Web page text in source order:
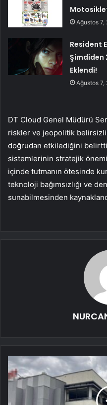
Ağustos 7,
Resident
Şimdiden
Eklendi!
Ağustos 7,
DT Cloud Genel Müdürü
riskler ve jeopolitik
doğrudan etkilediğini
sistemlerinin stratejik
içinde tutmanın ötesinde
teknoloji bağımsızlığı ve
sunabilmesinden